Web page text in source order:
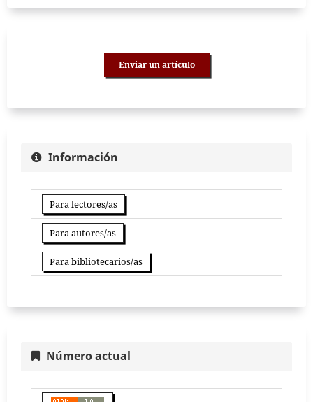
Enviar un artículo
Información
Para lectores/as
Para autores/as
Para bibliotecarios/as
Número actual